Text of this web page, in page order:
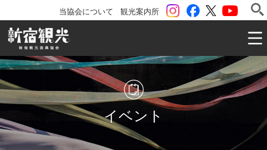
ツイッター
Facebook
instagram
観光案内所
当協会について
一般社団法人 新宿観光振興協会 Shinjuku
イベント